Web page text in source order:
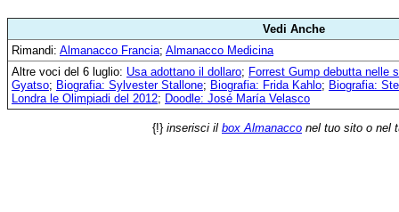
Vedi Anche
Rimandi: Almanacco Francia; Almanacco Medicina
Altre voci del 6 luglio: Usa adottano il dollaro; Forrest Gump debutta nelle
Gyatso; Biografia: Sylvester Stallone; Biografia: Frida Kahlo; Biografia:
Londra le Olimpiadi del 2012; Doodle: José María Velasco
{!} inserisci il box Almanacco nel tuo sito o nel